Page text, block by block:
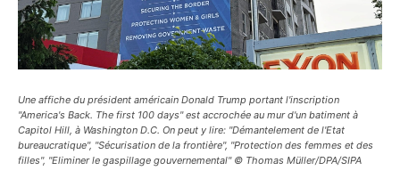
Une affiche du président américain Donald Trump portant l'inscription
"America's Back. The first 100 days" est accrochée au mur d'un batiment à
Capitol Hill, à Washington D.C. On peut y lire: "Démantelement de l'Etat
bureaucratique", "Sécurisation de la frontière", "Protection des femmes et des
filles", "Eliminer le gaspillage gouvernemental" © Thomas Müller/DPA/SIPA